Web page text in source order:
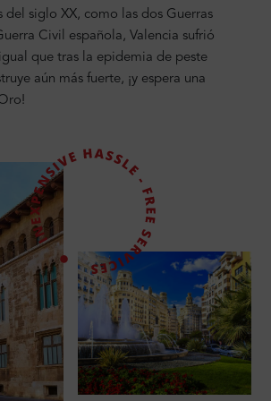
del siglo XX, como las dos Guerras
Civil española, Valencia sufrió
que tras la epidemia de peste
aún más fuerte, ¡y espera una